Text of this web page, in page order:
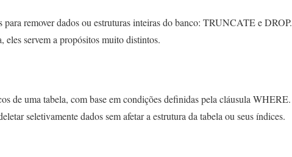
remover dados ou estruturas inteiras do banco: TRUNCATE e DROP.
eles servem a propósitos muito distintos.
de uma tabela, com base em condições definidas pela cláusula WHERE.
seletivamente dados sem afetar a estrutura da tabela ou seus índices.